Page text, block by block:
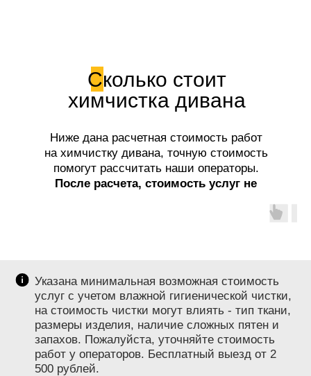
Сколько стоит
химчистка дивана
Ниже дана расчетная стоимость работ
на химчистку дивана, точную стоимость
помогут рассчитать наши операторы.
После расчета, стоимость услуг не
Указана минимальная возможная стоимость
услуг с учетом влажной гигиенической чистки,
на стоимость чистки могут влиять - тип ткани,
размеры изделия, наличие сложных пятен и
запахов. Пожалуйста, уточняйте стоимость
работ у операторов. Бесплатный выезд от 2
500 рублей.